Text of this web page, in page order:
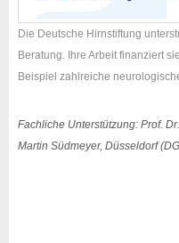
Die Deutsche Hirnstiftung
Beratung. Ihre Arbeit finanziert
Beispiel zahlreiche
Fachliche Unterstützung: Prof.
Martin Südmeyer, Düsseldorf